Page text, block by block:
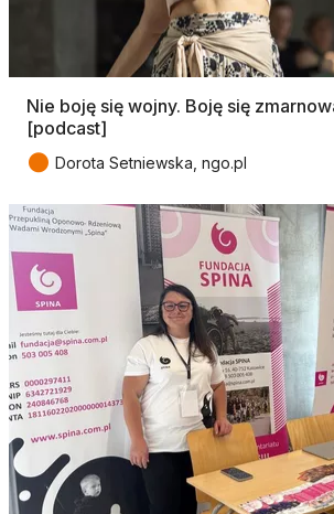
Nie boję się wojny. Boję się
[podcast]
● Dorota Setniewska, ngo.pl